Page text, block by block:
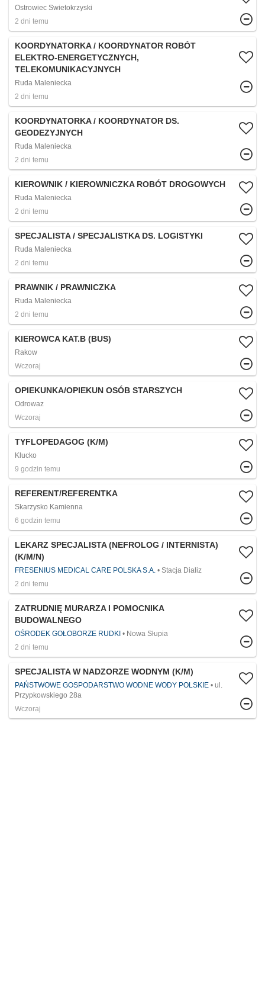
Ostrowiec Swietokrzyski
2 dni temu
KOORDYNATORKA / KOORDYNATOR ROBÓT
ELEKTRO-ENERGETYCZNYCH,
TELEKOMUNIKACYJNYCH
Ruda Maleniecka
2 dni temu
KOORDYNATORKA / KOORDYNATOR DS.
GEODEZYJNYCH
Ruda Maleniecka
2 dni temu
KIEROWNIK / KIEROWNICZKA ROBÓT DROGOWYCH
Ruda Maleniecka
2 dni temu
SPECJALISTA / SPECJALISTKA DS. LOGISTYKI
Ruda Maleniecka
2 dni temu
PRAWNIK / PRAWNICZKA
Ruda Maleniecka
2 dni temu
KIEROWCA KAT.B (BUS)
Rakow
Wczoraj
OPIEKUNKA/OPIEKUN OSÓB STARSZYCH
Odrowaz
Wczoraj
TYFLOPEDAGOG (K/M)
Klucko
9 godzin temu
REFERENT/REFERENTKA
Skarzysko Kamienna
6 godzin temu
LEKARZ SPECJALISTA (NEFROLOG / INTERNISTA)
(K/M/N)
FRESENIUS MEDICAL CARE POLSKA S.A.
Stacja Dializ
2 dni temu
ZATRUDNIĘ MURARZA I POMOCNIKA
BUDOWALNEGO
OŚRODEK GOŁOBORZE RUDKI
Nowa Słupia
2 dni temu
SPECJALISTA W NADZORZE WODNYM (K/M)
PAŃSTWOWE GOSPODARSTWO WODNE WODY POLSKIE
ul.
Przypkowskiego 28a
Wczoraj